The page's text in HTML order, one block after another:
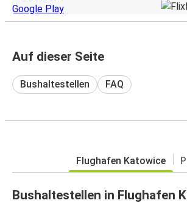
Auf dieser Seite
Bushaltestellen FAQ
Flughafen Katowice
Bushaltestellen in Flughafen